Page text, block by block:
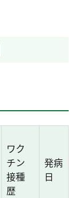
ワク
チン
接種
歴
発病
日